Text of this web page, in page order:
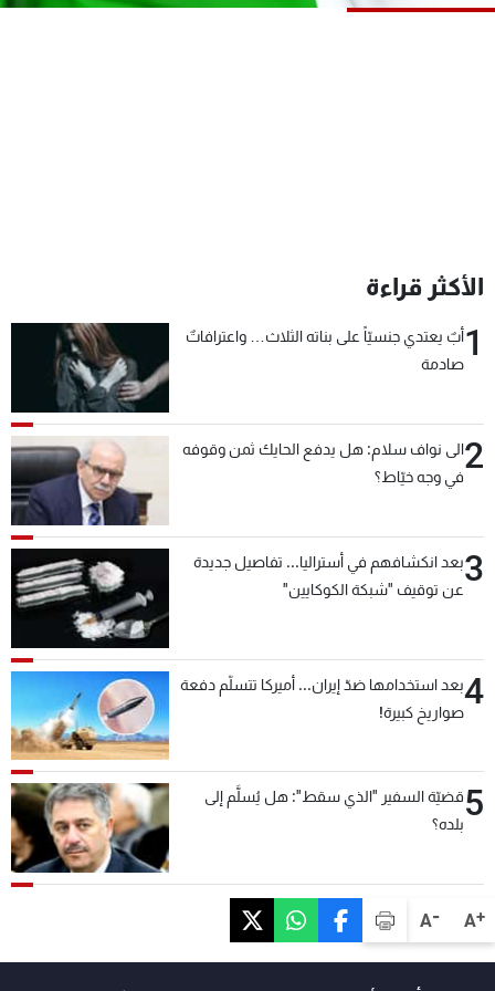
A+
A-
الأكثر قراءة
1أبٌ يعتدي جنسيّاً على بناته الثلاث… واعترافاتٌ
صادمة
2الى نواف سلام: هل يدفع الحايك ثمن وقوفه
في وجه خيّاط؟
3بعد انكشافهم في أستراليا... تفاصيل جديدة
عن توقيف "شبكة الكوكايين"
4بعد استخدامها ضدّ إيران... أميركا تتسلّم دفعة
صواريخ كبيرة!
5قضيّة السفير "الذي سقط": هل يُسلَّم إلى
بلده؟